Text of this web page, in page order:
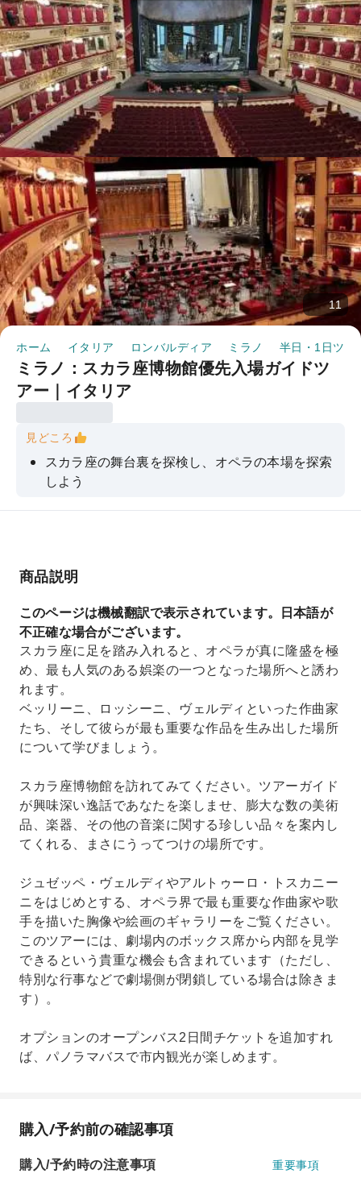
11
ホーム イタリア ロンバルディア ミラノ 半日・1日ツア
ミラノ：スカラ座博物館優先入場ガイドツ
アー｜イタリア
見どころ
スカラ座の舞台裏を探検し、オペラの本場を探索
しよう
スカラ座博物館で、劇場の音楽における重要性を
を聞いてみましょう。
た場合）
商品説明
このページは機械翻訳で表示されています。日本語が
不正確な場合がございます。
スカラ座に足を踏み入れると、オペラが真に隆盛を極
め、最も人気のある娯楽の一つとなった場所へと誘わ
れます。
ベッリーニ、ロッシーニ、ヴェルディといった作曲家
たち、そして彼らが最も重要な作品を生み出した場所
について学びましょう。
スカラ座博物館を訪れてみてください。ツアーガイド
が興味深い逸話であなたを楽しませ、膨大な数の美術
品、楽器、その他の音楽に関する珍しい品々を案内し
てくれる、まさにうってつけの場所です。
ジュゼッペ・ヴェルディやアルトゥーロ・トスカニー
ニをはじめとする、オペラ界で最も重要な作曲家や歌
手を描いた胸像や絵画のギャラリーをご覧ください。
このツアーには、劇場内のボックス席から内部を見学
できるという貴重な機会も含まれています（ただし、
特別な行事などで劇場側が閉鎖している場合は除きま
す）。
オプションのオープンバス2日間チケットを追加すれ
ば、パノラマバスで市内観光が楽しめます。
購入/予約前の確認事項
購入/予約時の注意事項 重要事項